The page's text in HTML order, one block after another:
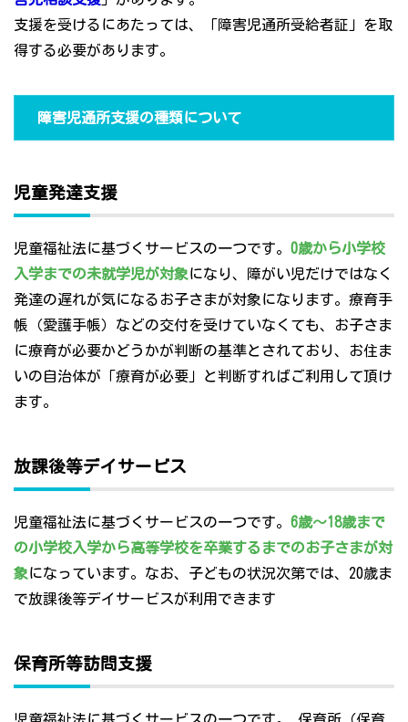
支援を受けるにあたっては、「障害児通所受給者証」を取
得する必要があります。
障害児通所支援の種類について
児童発達支援
児童福祉法に基づくサービスの一つです。 0歳から小学校
入学までの未就学児が対象になり、障がい児だけではなく
発達の遅れが気になるお子さまが対象になります。療育手
帳（愛護手帳）などの交付を受けていなくても、お子さま
に療育が必要かどうかが判断の基準とされており、お住ま
いの自治体が「療育が必要」と判断すればご利用して頂け
ます。
放課後等デイサービス
児童福祉法に基づくサービスの一つです。 6歳～18歳まで
の小学校入学から高等学校を卒業するまでのお子さまが対
象になっています。なお、子どもの状況次第では、20歳ま
で放課後等デイサービスが利用できます
保育所等訪問支援